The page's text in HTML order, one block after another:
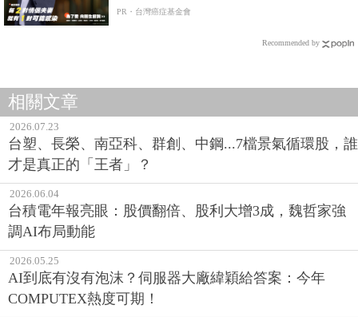
PR・台灣癌症基金會
Recommended by
相關文章
2026.07.23
台塑、長榮、南亞科、群創、中鋼...7檔景氣循環股，誰
才是真正的「王者」？
2026.06.04
台積電年報亮眼：股價翻倍、股利大增3成，魏哲家強
調AI布局動能
2026.05.25
AI到底有沒有泡沫？伺服器大廠緯穎給答案：今年
COMPUTEX熱度可期！